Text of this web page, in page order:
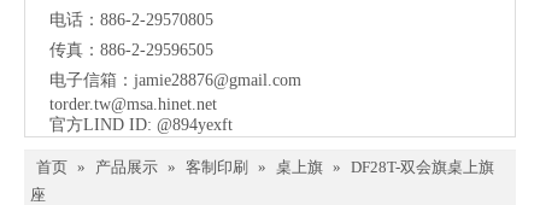
电话：886-2-29570805
传真：886-2-29596505
电子信箱： jamie28876@gmail.com
torder.tw@msa.hinet.net
官方LIND ID: @894yexft
首页 » 产品展示 » 客制印刷 » 桌上旗 » DF28T-双会旗桌上旗
座